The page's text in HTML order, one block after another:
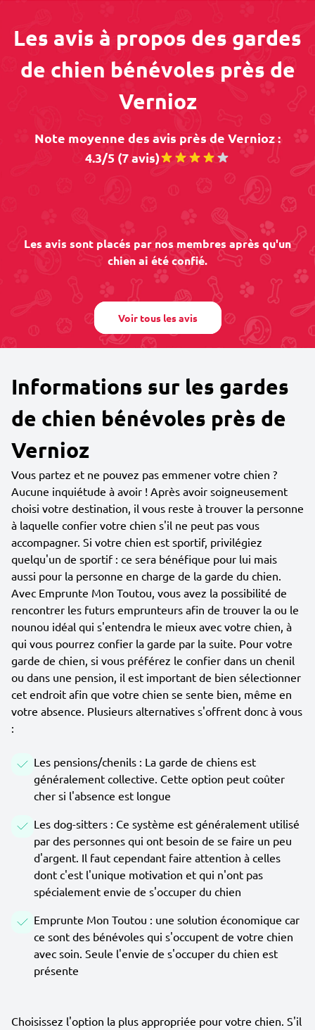
Les avis à propos des gardes
de chien bénévoles près de
Vernioz
Note moyenne des avis près de Vernioz :
4.3/5 (7 avis)
Les avis sont placés par nos membres après qu'un
chien ai été confié.
Voir tous les avis
Informations sur les gardes
de chien bénévoles près de
Vernioz
Vous partez et ne pouvez pas emmener votre chien ?
Aucune inquiétude à avoir ! Après avoir soigneusement
choisi votre destination, il vous reste à trouver la personne
à laquelle confier votre chien s'il ne peut pas vous
accompagner. Si votre chien est sportif, privilégiez
quelqu'un de sportif : ce sera bénéfique pour lui mais
aussi pour la personne en charge de la garde du chien.
Avec Emprunte Mon Toutou, vous avez la possibilité de
rencontrer les futurs emprunteurs afin de trouver la ou le
nounou idéal qui s'entendra le mieux avec votre chien, à
qui vous pourrez confier la garde par la suite. Pour votre
garde de chien, si vous préférez le confier dans un chenil
ou dans une pension, il est important de bien sélectionner
cet endroit afin que votre chien se sente bien, même en
votre absence. Plusieurs alternatives s'offrent donc à vous
:
Les pensions/chenils : La garde de chiens est
généralement collective. Cette option peut coûter
cher si l'absence est longue
Les dog-sitters : Ce système est généralement utilisé
par des personnes qui ont besoin de se faire un peu
d'argent. Il faut cependant faire attention à celles
dont c'est l'unique motivation et qui n'ont pas
spécialement envie de s'occuper du chien
Emprunte Mon Toutou : une solution économique car
ce sont des bénévoles qui s'occupent de votre chien
avec soin. Seule l'envie de s'occuper du chien est
présente
Choisissez l'option la plus appropriée pour votre chien. S'il